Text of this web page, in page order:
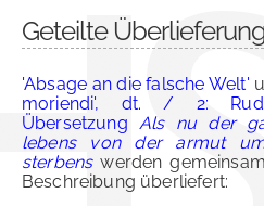
Geteilte Überlieferung
'Absage an die falsche Welt'
moriendi', dt. / 2:
ÜbersetzungAls nu der
lebens von der armut
sterbenswerden
Beschreibung überliefert: